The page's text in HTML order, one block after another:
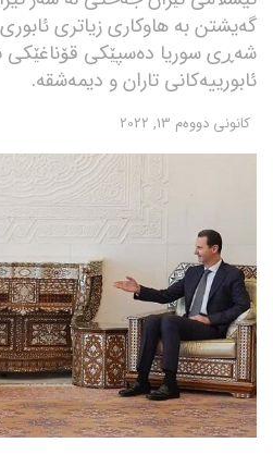
گەیشتن بە هاوکاری زیاتری
شەڕی سوریا دەسپێکی قۆناغێکی
ئابورییەکانی تاران و دیمەشقە.
كانونی دووه‌م 13, 2022